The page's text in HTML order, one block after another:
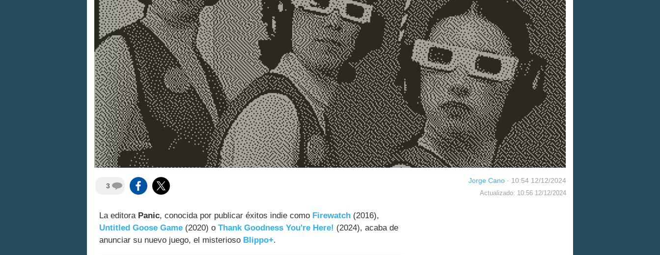
3
Jorge Cano · 10:54 12/12/2024
Actualizado: 10:56 12/12/2024
La editora Panic, conocida por publicar éxitos indie como Firewatch (2016),
Untitled Goose Game (2020) o Thank Goodness You're Here! (2024), acaba de
anunciar su nuevo juego, el misterioso Blippo+.